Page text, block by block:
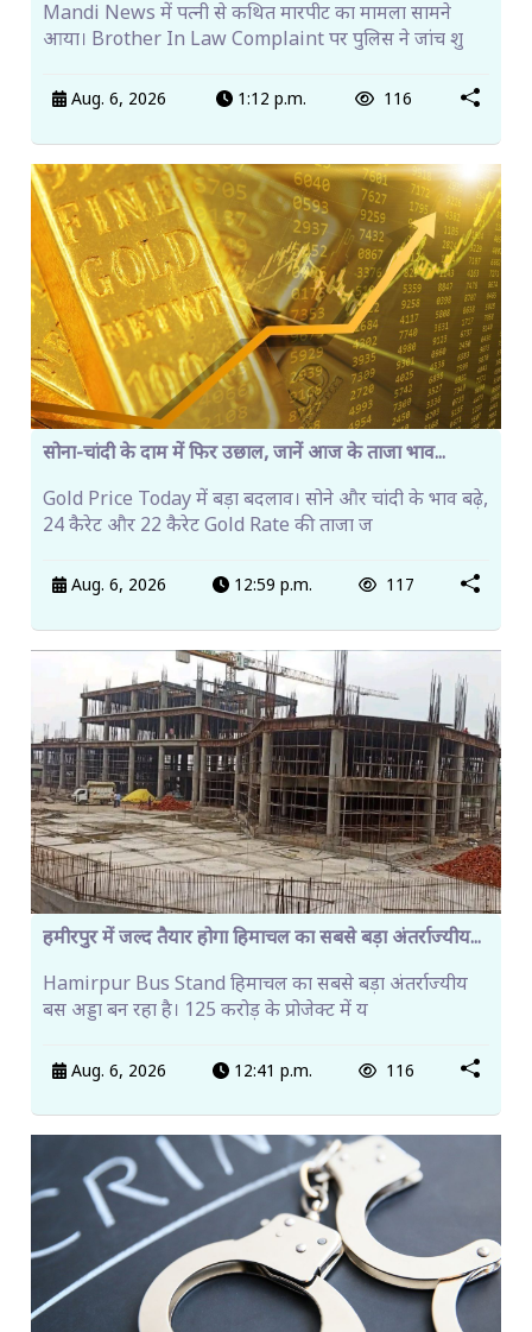
Mandi News में पत्नी से कथित मारपीट का मामला सामने
आया। Brother In Law Complaint पर पुलिस ने जांच शु
Aug. 6, 2026 1:12 p.m. 116
सोना-चांदी के दाम में फिर उछाल, जानें आज के ताजा भाव...
Gold Price Today में बड़ा बदलाव। सोने और चांदी के भाव बढ़े,
24 कैरेट और 22 कैरेट Gold Rate की ताजा ज
Aug. 6, 2026 12:59 p.m. 117
हमीरपुर में जल्द तैयार होगा हिमाचल का सबसे बड़ा अंतर्राज्यीय...
Hamirpur Bus Stand हिमाचल का सबसे बड़ा अंतर्राज्यीय
बस अड्डा बन रहा है। 125 करोड़ के प्रोजेक्ट में य
Aug. 6, 2026 12:41 p.m. 116